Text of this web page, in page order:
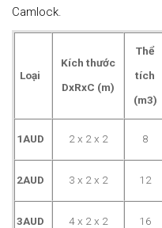
Camlock.
Loại
Kích thước
DxRxC (m)
Thể
tích
(m3)
1AUD 2 x 2 x 2 8
2AUD 3 x 2 x 2 12
3AUD 4 x 2 x 2 16